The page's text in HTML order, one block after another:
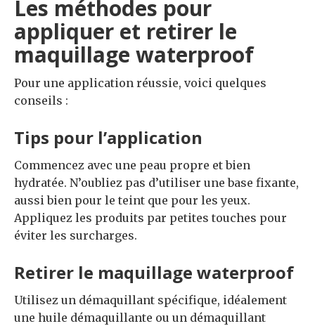
Les méthodes pour
appliquer et retirer le
maquillage waterproof
Pour une application réussie, voici quelques
conseils :
Tips pour l’application
Commencez avec une peau propre et bien
hydratée. N’oubliez pas d’utiliser une base fixante,
aussi bien pour le teint que pour les yeux.
Appliquez les produits par petites touches pour
éviter les surcharges.
Retirer le maquillage waterproof
Utilisez un démaquillant spécifique, idéalement
une huile démaquillante ou un démaquillant